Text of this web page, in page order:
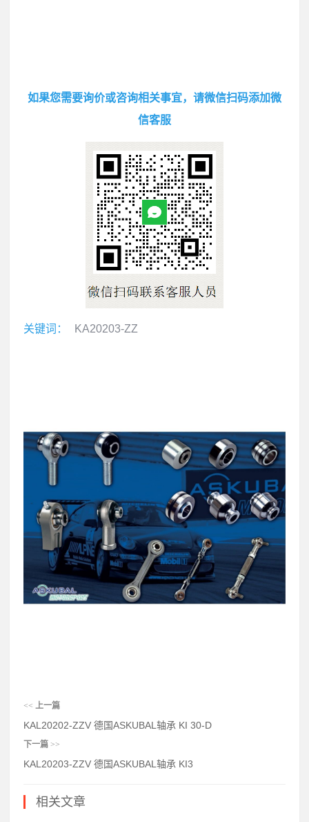
如果您需要询价或咨询相关事宜，请微信扫码添加微
信客服
关键词： KA20203-ZZ
<< 上一篇
KAL20202-ZZV 德国ASKUBAL轴承 KI 30-D
下一篇 >>
KAL20203-ZZV 德国ASKUBAL轴承 KI3
相关文章